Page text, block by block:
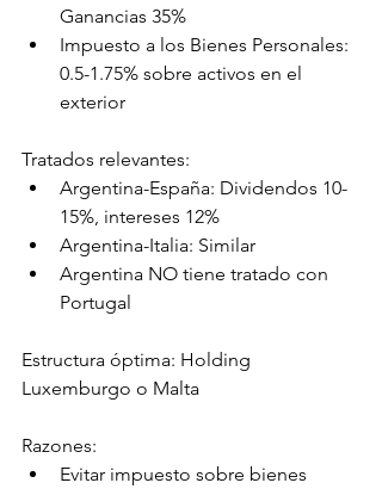
Ganancias 35%
Impuesto a los Bienes Personales:
0.5-1.75% sobre activos en el
exterior
Tratados relevantes:
Argentina-España: Dividendos 10-
15%, intereses 12%
Argentina-Italia: Similar
Argentina NO tiene tratado con
Portugal
Estructura óptima: Holding
Luxemburgo o Malta
Razones:
Evitar impuesto sobre bienes